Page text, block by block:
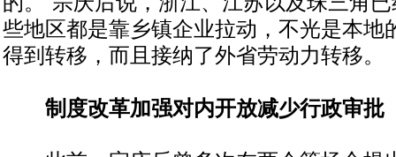
些地区都是靠乡镇企业拉动，不光是本地
得到转移，而且接纳了外省劳动力转移。
制度改革加强对内开放减少行政审批